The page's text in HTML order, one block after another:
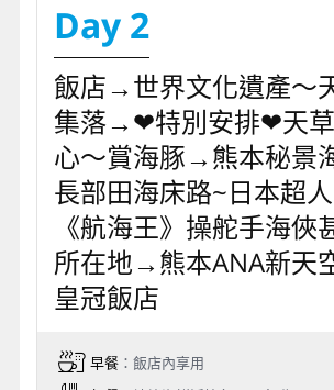
Day 2
飯店→世界文化遺產～
集落→❤特別安排❤天
心～賞海豚→熊本秘景
長部田海床路~日本超
《航海王》操舵手海俠
所在地→熊本ANA新天
皇冠飯店
早餐：飯店內享用